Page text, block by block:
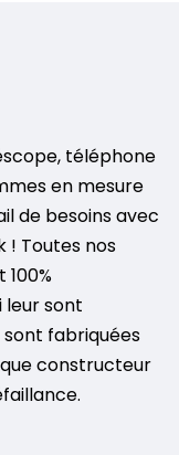
téléphone
en mesure
de besoins avec
! Toutes nos
leur sont
sont fabriquées
constructeur